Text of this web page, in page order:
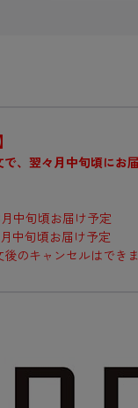
、翌々月中旬頃にお
中旬頃お届け予定
中旬頃お届け予定
のキャンセルはでき